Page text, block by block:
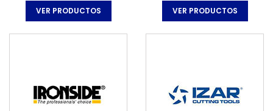
VER PRODUCTOS VER PRODUCTOS